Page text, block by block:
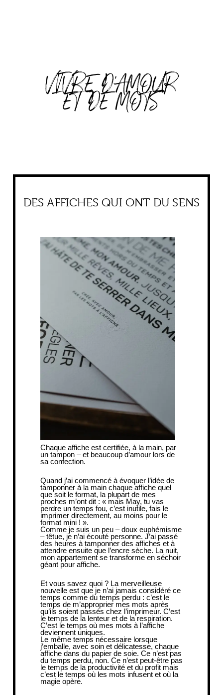
VIVRE D'AMOUR
ET DE MOTS
DES AFFICHES QUI ONT DU SENS
Chaque affiche est certifiée, à la main, par
un tampon – et beaucoup d’amour lors de
sa confection.
Quand j’ai commencé à évoquer l’idée de
tamponner à la main chaque affiche quel
que soit le format, la plupart de mes
proches m’ont dit : « mais May, tu vas
perdre un temps fou, c’est inutile, fais le
imprimer directement, au moins pour le
format mini ! ».
Comme je suis un peu – doux euphémisme
– têtue, je n’ai écouté personne. J’ai passé
des heures à tamponner des affiches et à
attendre ensuite que l’encre sèche. La nuit,
mon appartement se transforme en séchoir
géant pour affiche.
Et vous savez quoi ? La merveilleuse
nouvelle est que je n’ai jamais considéré ce
temps comme du temps perdu : c’est le
temps de m’approprier mes mots après
qu’ils soient passés chez l’imprimeur. C’est
le temps de la lenteur et de la respiration.
C’est le temps où mes mots à l’affiche
deviennent uniques.
Le même temps nécessaire lorsque
j’emballe, avec soin et délicatesse, chaque
affiche dans du papier de soie. Ce n’est pas
du temps perdu, non. Ce n’est peut-être pas
le temps de la productivité et du profit mais
c’est le temps où les mots infusent et où la
magie opère.